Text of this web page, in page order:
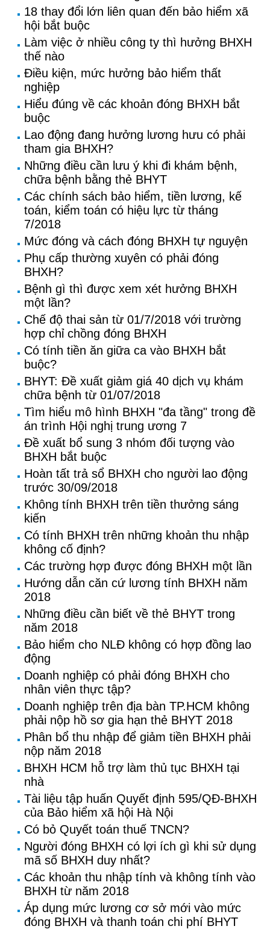
18 thay đổi lớn liên quan đến bảo hiểm xã
hội bắt buộc
Làm việc ở nhiều công ty thì hưởng BHXH
thế nào
Điều kiện, mức hưởng bảo hiểm thất
nghiệp
Hiểu đúng về các khoản đóng BHXH bắt
buộc
Lao động đang hưởng lương hưu có phải
tham gia BHXH?
Những điều cần lưu ý khi đi khám bệnh,
chữa bệnh bằng thẻ BHYT
Các chính sách bảo hiểm, tiền lương, kế
toán, kiểm toán có hiệu lực từ tháng
7/2018
Mức đóng và cách đóng BHXH tự nguyện
Phụ cấp thường xuyên có phải đóng
BHXH?
Bệnh gì thì được xem xét hưởng BHXH
một lần?
Chế độ thai sản từ 01/7/2018 với trường
hợp chỉ chồng đóng BHXH
Có tính tiền ăn giữa ca vào BHXH bắt
buộc?
BHYT: Đề xuất giảm giá 40 dịch vụ khám
chữa bệnh từ 01/07/2018
Tìm hiểu mô hình BHXH "đa tầng" trong đề
án trình Hội nghị trung ương 7
Đề xuất bổ sung 3 nhóm đối tượng vào
BHXH bắt buộc
Hoàn tất trả sổ BHXH cho người lao động
trước 30/09/2018
Không tính BHXH trên tiền thưởng sáng
kiến
Có tính BHXH trên những khoản thu nhập
không cố định?
Các trường hợp được đóng BHXH một lần
Hướng dẫn căn cứ lương tính BHXH năm
2018
Những điều cần biết về thẻ BHYT trong
năm 2018
Bảo hiểm cho NLĐ không có hợp đồng lao
động
Doanh nghiệp có phải đóng BHXH cho
nhân viên thực tập?
Doanh nghiệp trên địa bàn TP.HCM không
phải nộp hồ sơ gia hạn thẻ BHYT 2018
Phân bổ thu nhập để giảm tiền BHXH phải
nộp năm 2018
BHXH HCM hỗ trợ làm thủ tục BHXH tại
nhà
Tài liệu tập huấn Quyết định 595/QĐ-BHXH
của Bảo hiểm xã hội Hà Nội
Có bỏ Quyết toán thuế TNCN?
Người đóng BHXH có lợi ích gì khi sử dụng
mã số BHXH duy nhất?
Các khoản thu nhập tính và không tính vào
BHXH từ năm 2018
Áp dụng mức lương cơ sở mới vào mức
đóng BHXH và thanh toán chi phí BHYT